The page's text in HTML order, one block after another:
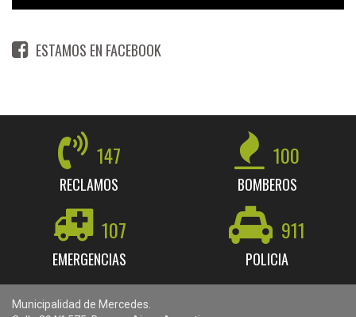
ESTAMOS EN FACEBOOK
147
RECLAMOS
100
BOMBEROS
107
EMERGENCIAS
911
POLICIA
Municipalidad de Mercedes.